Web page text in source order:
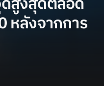
หลังจากการ